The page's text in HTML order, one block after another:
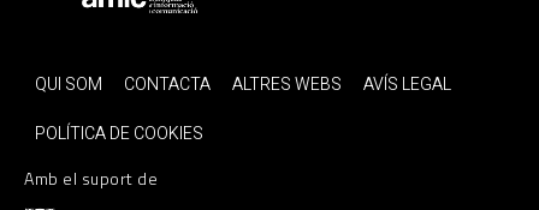
QUI SOM CONTACTA ALTRES WEBS
AVÍS LEGAL
POLÍTICA DE COOKIES
Amb el suport de